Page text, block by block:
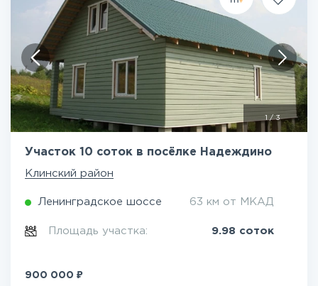
1/3
Участок 10 соток в посёлке Надеждино
Клинский район
Ленинградское шоссе 63 км от МКАД
Площадь участка: 9.98 соток
900 000 ₽